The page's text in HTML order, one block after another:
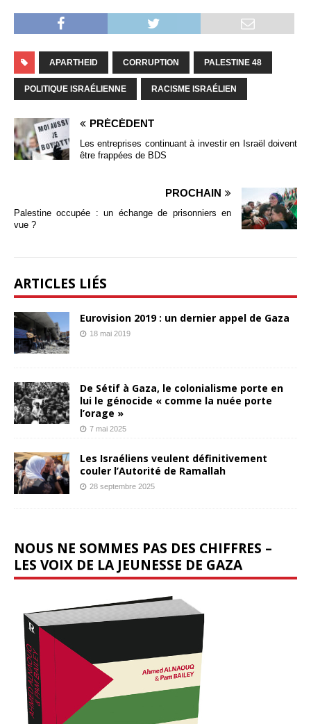
APARTHEID CORRUPTION PALESTINE 48
POLITIQUE ISRAÉLIENNE RACISME ISRAÉLIEN
PRÉCÉDENT
Les entreprises continuant à investir en Israël doivent
être frappées de BDS
PROCHAIN
Palestine occupée : un échange de prisonniers en
vue ?
ARTICLES LIÉS
Eurovision 2019 : un dernier appel de Gaza
18 mai 2019
De Sétif à Gaza, le colonialisme porte en
lui le génocide « comme la nuée porte
l’orage »
7 mai 2025
Les Israéliens veulent définitivement
couler l’Autorité de Ramallah
28 septembre 2025
NOUS NE SOMMES PAS DES CHIFFRES –
LES VOIX DE LA JEUNESSE DE GAZA